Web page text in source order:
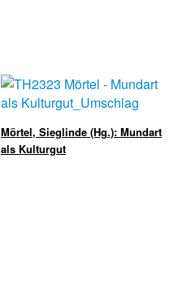
Mörtel, Sieglinde (Hg.): Mundart
als Kulturgut